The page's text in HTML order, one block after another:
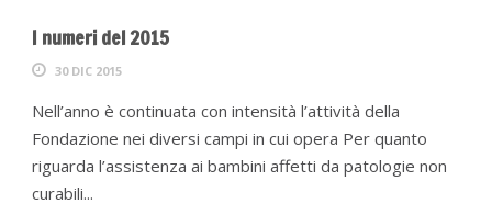
I numeri del 2015
30 DIC 2015
Nell’anno è continuata con intensità l’attività della
Fondazione nei diversi campi in cui opera Per quanto
riguarda l’assistenza ai bambini affetti da patologie non
curabili...